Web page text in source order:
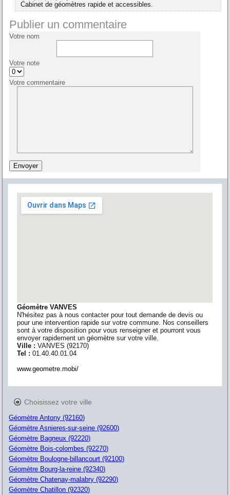
Cabinet de géomètres rapide et accessibles.
Publier un commentaire
Votre nom
Votre note
Votre commentaire
Géomètre VANVES
N'hésitez pas à nous contacter pour tout demande de devis ou
pour une intervention rapide sur votre commune. Nos conseillers
sont à votre disposition pour vous renseigner et pourront vous
envoyer rapidement un géomètre sur votre ville.
Ville :VANVES (92170)
Tel :01.40.40.01.04
www.geometre.mobi/
Choisissez votre ville
Géomètre Antony (92160)
Géomètre Asnieres-sur-seine (92600)
Géomètre Bagneux (92220)
Géomètre Bois-colombes (92270)
Géomètre Boulogne-billancourt (92100)
Géomètre Bourg-la-reine (92340)
Géomètre Chatenay-malabry (92290)
Géomètre Chatillon (92320)